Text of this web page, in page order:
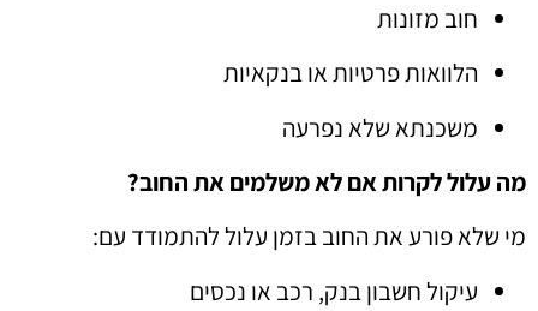
חוב מזונות
הלוואות פרטיות או בנקאיות
משכנתא שלא נפרעה
מה עלול לקרות אם לא משלמים את החוב?
מי שלא פורע את החוב בזמן עלול להתמודד עם:
עיקול חשבון בנק, רכב או נכסים